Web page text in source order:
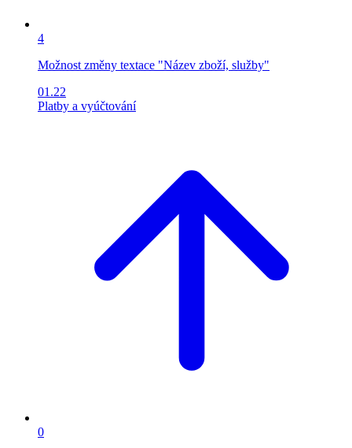
4
Možnost změny textace "Název zboží, služby"
01.22
Platby a vyúčtování
0